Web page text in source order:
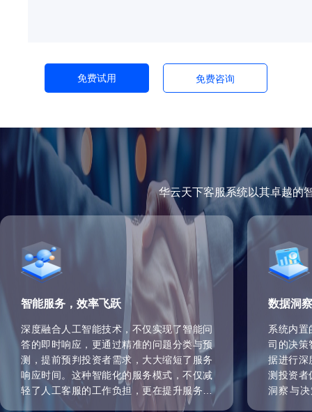
免费试用 免费咨询
华云天下客服系统以其卓越的
智能服务，效率飞跃
深度融合人工智能技术，不仅实现了智能问
答的即时响应，更通过精准的问题分类与预
测，提前预判投资者需求，大大缩短了服务
响应时间。这种智能化的服务模式，不仅减
轻了人工客服的工作负担，更在提升服务效
率的同时，确保了投资者问题的高质量解
数据洞
系统内置
司的决策
据进行深
测投资者
洞察与